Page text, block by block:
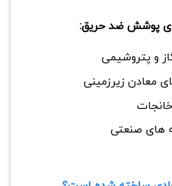
های پوشش ضد حریق:
و پتروشیمی
معادن زیرزمینی
های صنعتی